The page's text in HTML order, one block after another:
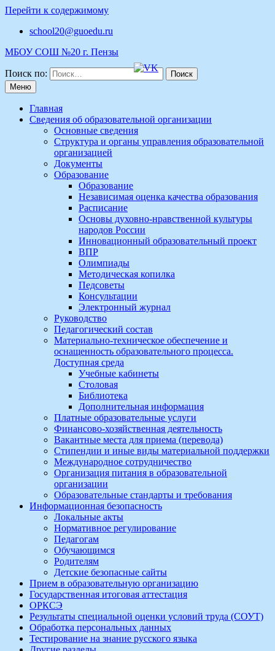
Перейти к содержимому
school20@guoedu.ru
МБОУ СОШ №20 г. Пензы
Поиск по:
Меню
Главная
Сведения об образовательной организации
Основные сведения
Структура и органы управления образовательной
организацией
Документы
Образование
Образование
Независимая оценка качества образования
Расписание
Основы духовно-нравственной культуры
народов России
Инновационный образовательный проект
ВПР
Олимпиады
Методическая копилка
Педсоветы
Консультации
Электронный журнал
Руководство
Педагогический состав
Материально-техническое обеспечение и
оснащенность образовательного процесса.
Доступная среда
Учебные кабинеты
Столовая
Библиотека
Дополнительная информация
Платные образовательные услуги
Финансово-хозяйственная деятельность
Вакантные места для приема (перевода)
Стипендии и иные виды материальной поддержки
Международное сотрудничество
Организация питания в образовательной
организации
Образовательные стандарты и требования
Информационная безопасность
Локальные акты
Нормативное регулирование
Педагогам
Обучающимся
Родителям
Детские безопасные сайты
Прием в образовательную организацию
Государственная итоговая аттестация
ОРКСЭ
Результаты специальной оценки условий труда (СОУТ)
Обработка персональных данных
Тестирование на знание русского языка